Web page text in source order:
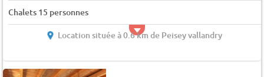
Chalets 15 personnes
Location située à 0.6 km de Peisey vallandry